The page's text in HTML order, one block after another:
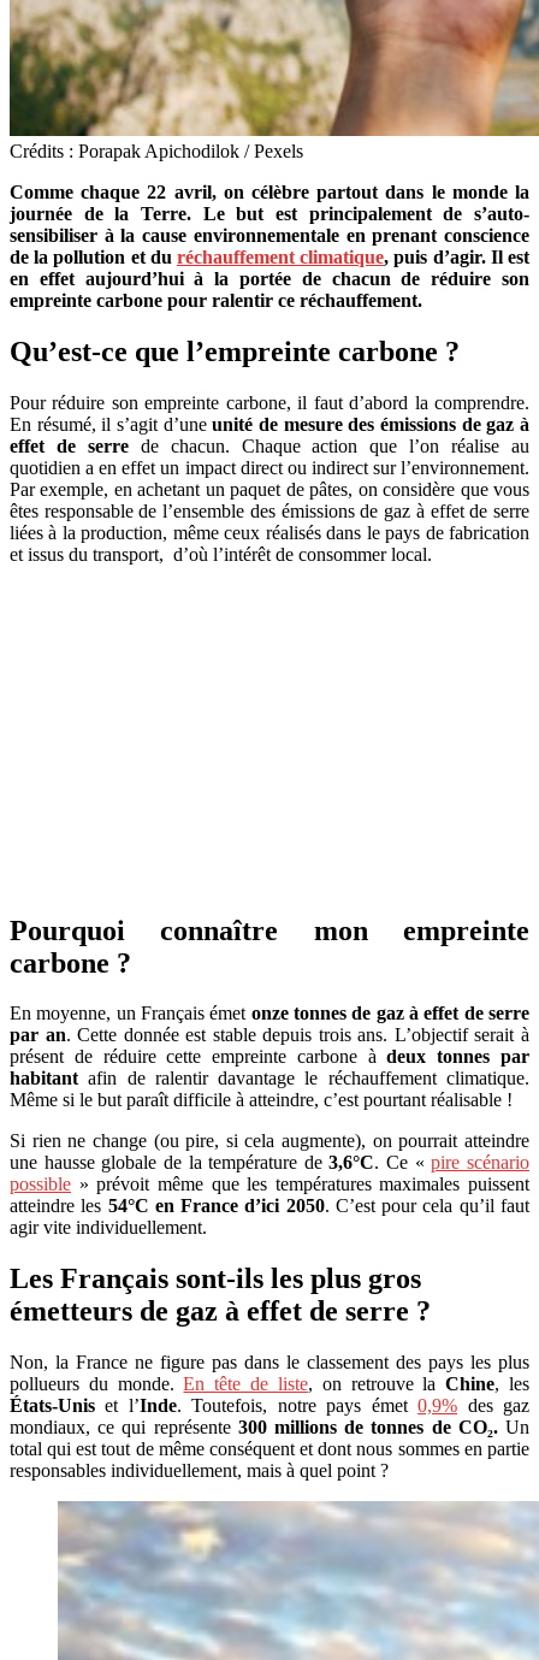
Crédits : Porapak Apichodilok / Pexels
Comme chaque 22 avril, on célèbre partout dans le monde la
journée de la Terre. Le but est principalement de s’auto-
sensibiliser à la cause environnementale en prenant conscience
de la pollution et du réchauffement climatique, puis d’agir. Il est
en effet aujourd’hui à la portée de chacun de réduire son
empreinte carbone pour ralentir ce réchauffement.
Qu’est-ce que l’empreinte carbone ?
Pour réduire son empreinte carbone, il faut d’abord la comprendre.
En résumé, il s’agit d’uneunité de mesure des émissions de gaz à
effet de serrede chacun. Chaque action que l’on réalise au
quotidien a en effet un impact direct ou indirect sur l’environnement.
Par exemple, en achetant un paquet de pâtes, on considère que vous
êtes responsable de l’ensemble des émissions de gaz à effet de serre
liées à la production, même ceux réalisés dans le pays de fabrication
et issus du transport, d’où l’intérêt de consommer local.
Pourquoi connaître mon empreinte
carbone ?
En moyenne, un Français émet onze tonnes de gaz à effet de serre
par an. Cette donnée est stable depuis trois ans. L’objectif serait à
présent de réduire cette empreinte carbone àdeux tonnes par
habitantafin de ralentir davantage le réchauffement climatique.
Même si le but paraît difficile à atteindre, c’est pourtant réalisable !
Si rien ne change (ou pire, si cela augmente), on pourrait atteindre
une hausse globale de la température de3,6°C. Ce «pire scénario
possible » prévoit même que les températures maximales puissent
atteindre les 54°C en France d’ici 2050. C’est pour cela qu’il faut
agir vite individuellement.
Les Français sont-ils les plus gros
émetteurs de gaz à effet de serre ?
Non, la France ne figure pas dans le classement des pays les plus
pollueurs du monde.En tête de liste, on retrouve laChine, les
États-Unis et l’Inde. Toutefois, notre pays émet0,9% des gaz
mondiaux, ce qui représente 300 millions de tonnes de CO₂.Un
total qui est tout de même conséquent et dont nous sommes en partie
responsables individuellement, mais à quel point ?